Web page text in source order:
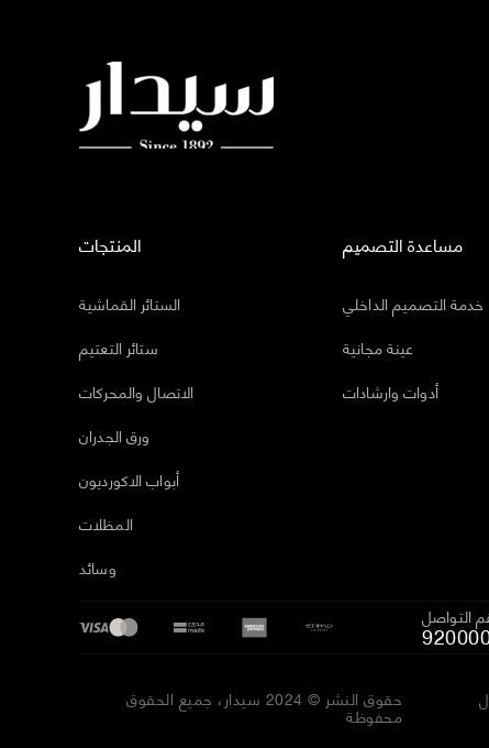
المنتجات
الستائر القماشية
ستائر التعتيم
الاتصال والمحركات
ورق الجدران
أبواب الاكورديون
المظلات
وسائد
مساعدة التصميم
خدمة التصميم الداخلي
عينة مجانية
أدوات وارشادات
التواصل
حقوق النشر © 2024 سيدار، جميع الحقوق
محفوظة